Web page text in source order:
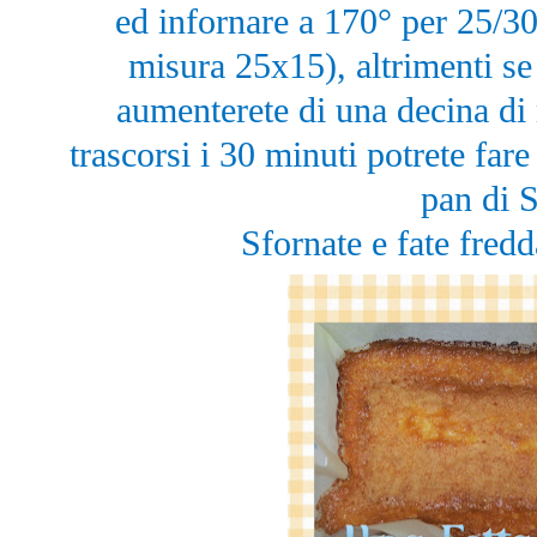
ed infornare a 170° per 25/
misura 25x15), altrimenti
aumenterete di una decina
trascorsi i 30 minuti potrete
pan di
Sfornate e fate